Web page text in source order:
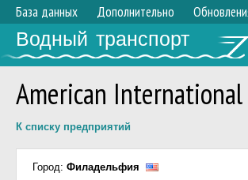
База данных Дополнительно
Водный транспорт
American
К списку предприятий
Город: Филадельфия